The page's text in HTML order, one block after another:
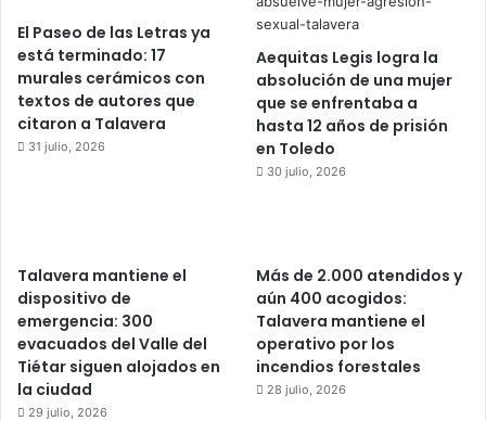
El Paseo de las Letras ya
está terminado: 17
murales cerámicos con
textos de autores que
citaron a Talavera
31 julio, 2026
Aequitas Legis logra la
absolución de una mujer
que se enfrentaba a
hasta 12 años de prisión
en Toledo
30 julio, 2026
Talavera mantiene el
dispositivo de
emergencia: 300
evacuados del Valle del
Tiétar siguen alojados en
la ciudad
29 julio, 2026
Más de 2.000 atendidos y
aún 400 acogidos:
Talavera mantiene el
operativo por los
incendios forestales
28 julio, 2026